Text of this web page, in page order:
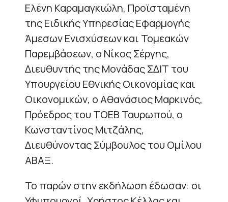
Ελένη Καραμαγκιώλη, Προϊσταμένη
της Ειδικής Υπηρεσίας Εφαρμογής
Άμεσων Ενισχύσεων και Τομεακών
Παρεμβάσεων, ο Νίκος Σέργης,
Διευθυντής της Μονάδας ΣΔΙΤ του
Υπουργείου Εθνικής Οικονομίας και
Οικονομικών, ο Αθανάσιος Μαρκινός,
Πρόεδρος του ΤΟΕΒ Ταυρωπού, ο
Κωνσταντίνος Μιτζάλης,
Διευθύνοντας Σύμβουλος του Ομίλου
ΑΒΑΞ.
Το παρών στην εκδήλωση έδωσαν: οι